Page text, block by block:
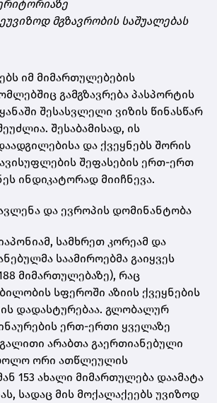
მგზავრობის საშუალებას
იმ მიმართულებების
გამგზავრება პასპორტის
შესასვლელი ვიზის წინასწარ
შესაბამისად, ის
და ქვეყნებს შორის
შეფასების ერთ-ერთ
ინდიკატორად მიიჩნევა.
და ევროპის დომინანტობა
სამხრეთ კორეამ და
საამიროებმა გაიყვეს
მიმართულებაზე), რაც
სფეროში აზიის ქვეყნების
დადასტურებაა. გლობალურ
ერთ-ერთი ყველაზე
არაბთა გაერთიანებული
ბოლო ორი ათწლეულის
153 ახალი მიმართულება დაამატა
სადაც მის მოქალაქეებს უვიზოდ